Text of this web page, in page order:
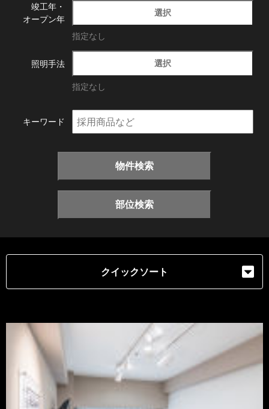
竣工年・
オープン年
選択
指定なし
照明手法 選択
指定なし
キーワード
物件検索
部位検索
クイックソート